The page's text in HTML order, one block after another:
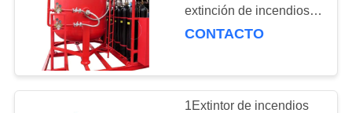
extinción de incendios
Tanque de polvo
CONTACTO
1Extintor de incendios